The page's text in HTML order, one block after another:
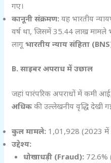
गए।
कानूनी संक्रमण: यह भारतीय
वर्ष था, जिसमें 35.44 लाख मामले
लागूभारतीय न्याय संहिता
B.साइबर अपराध में उछाल
जहां पारंपरिक अपराधों में कमी
अधिक की उल्लेखनीय वृद्धि देखी
कुल मामले: 1,01,928 (2023 में
उद्देश्य:
धोखाधड़ी (Fraud):72.6%